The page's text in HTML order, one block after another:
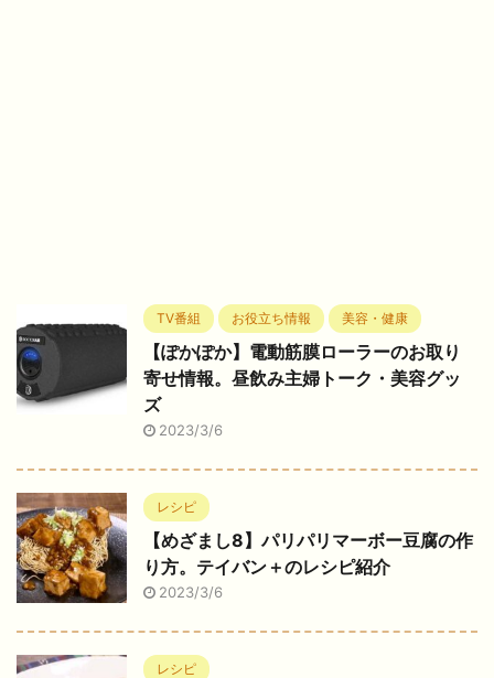
TV番組 お役立ち情報 美容・健康
【ぽかぽか】電動筋膜ローラーのお取り
寄せ情報。昼飲み主婦トーク・美容グッ
ズ
2023/3/6
レシピ
【めざまし8】パリパリマーボー豆腐の作
り方。テイバン＋のレシピ紹介
2023/3/6
レシピ